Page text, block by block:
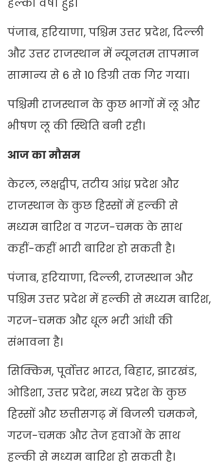
हल्की वर्षा हुई।
पंजाब, हरियाणा, पश्चिम उत्तर प्रदेश, दिल्ली
और उत्तर राजस्थान में न्यूनतम तापमान
सामान्य से 6 से 10 डिग्री तक गिर गया।
पश्चिमी राजस्थान के कुछ भागों में लू और
भीषण लू की स्थिति बनी रही।
आज का मौसम
केरल, लक्षद्वीप, तटीय आंध्र प्रदेश और
राजस्थान के कुछ हिस्सों में हल्की से
मध्यम बारिश व गरज-चमक के साथ
कहीं-कहीं भारी बारिश हो सकती है।
पंजाब, हरियाणा, दिल्ली, राजस्थान और
पश्चिम उत्तर प्रदेश में हल्की से मध्यम बारिश,
गरज-चमक और धूल भरी आंधी की
संभावना है।
सिक्किम, पूर्वोत्तर भारत, बिहार, झारखंड,
ओडिशा, उत्तर प्रदेश, मध्य प्रदेश के कुछ
हिस्सों और छत्तीसगढ़ में बिजली चमकने,
गरज-चमक और तेज हवाओं के साथ
हल्की से मध्यम बारिश हो सकती है।